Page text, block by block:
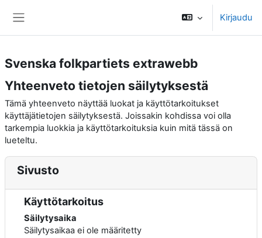
Kirjaudu
Svenska folkpartiets extrawebb
Yhteenveto tietojen säilytyksestä
Tämä yhteenveto näyttää luokat ja käyttötarkoitukset
käyttäjätietojen säilytyksestä. Joissakin kohdissa voi olla
tarkempia luokkia ja käyttötarkoituksia kuin mitä tässä on
lueteltu.
Sivusto
Käyttötarkoitus
Säilytysaika
Säilytysaikaa ei ole määritetty